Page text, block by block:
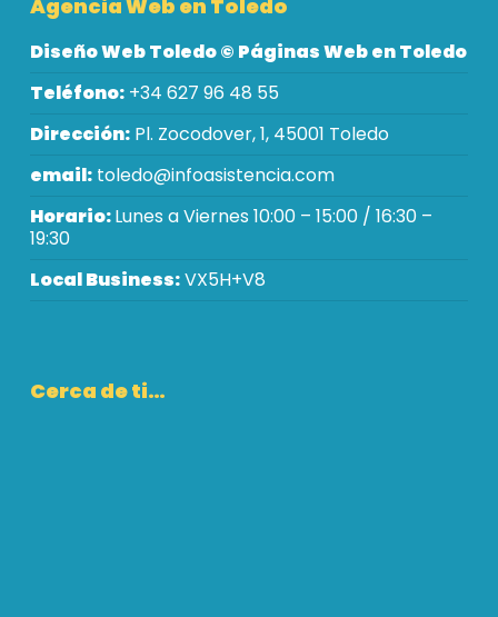
Agencia Web en Toledo
Diseño Web Toledo © Páginas Web en Toledo
Teléfono:+34 627 96 48 55
Dirección:Pl. Zocodover, 1, 45001 Toledo
email: toledo@infoasistencia.com
Horario:Lunes a Viernes 10:00 – 15:00 / 16:30 –
19:30
Local Business:VX5H+V8
Cerca de ti…